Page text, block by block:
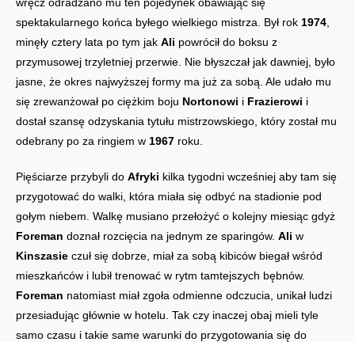
spektakularnego końca byłego wielkiego mistrza. Był rok 1974
minęły cztery lata po tym jak Ali powrócił do boksu z
przymusowej trzyletniej przerwie. Nie błyszczał jak dawniej, było
jasne, że okres najwyższej formy ma już za sobą. Ale udało mu
się zrewanżował po ciężkim boju Nortonowi i Frazierowi i
dostał szansę odzyskania tytułu mistrzowskiego, który został mu
odebrany po za ringiem w 1967 roku.
Pięściarze przybyli do Afryki kilka tygodni wcześniej aby tam się
przygotować do walki, która miała się odbyć na stadionie pod
gołym niebem. Walkę musiano przełożyć o kolejny miesiąc gdyż
Foreman doznał rozcięcia na jednym ze sparingów. Ali w
Kinszasie czuł się dobrze, miał za sobą kibiców biegał wśród
mieszkańców i lubił trenować w rytm tamtejszych bębnów.
Foreman natomiast miał zgoła odmienne odczucia, unikał ludzi
przesiadując głównie w hotelu. Tak czy inaczej obaj mieli tyle
samo czasu i takie same warunki do przygotowania się do